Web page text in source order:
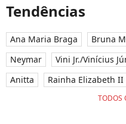
Tendências
Ana Maria Braga Bruna
Neymar
Vini Jr./Vinícius
Anitta
Rainha Elizabeth II
TODOS